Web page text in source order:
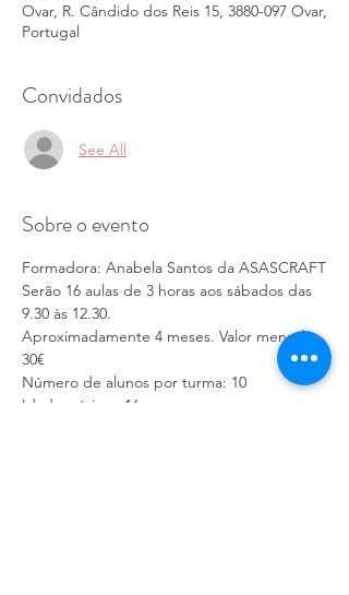
Ovar, R. Cândido dos Reis 15, 3880-097 Ovar,
Portugal
Convidados
See All
Sobre o evento
Formadora: Anabela Santos da ASASCRAFT
Serão 16 aulas de 3 horas aos sábados das
9.30 às 12.30.
Aproximadamente 4 meses. Valor mensal
30€
Número de alunos por turma: 10
Idade mínima: 16 anos